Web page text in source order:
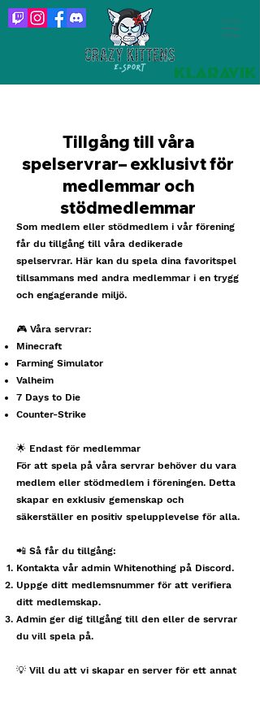
​​​Tillgång till våra
spelservrar– exklusivt för
medlemmar och
stödmedlemmar
Som medlem eller stödmedlem i vår förening
får du tillgång till våra dedikerade
spelservrar. Här kan du spela dina favoritspel
tillsammans med andra medlemmar i en trygg
och engagerande miljö.
🎮 Våra servrar:
Minecraft
Farming Simulator
Valheim
7 Days to Die
Counter-Strike
🌟 Endast för medlemmar
För att spela på våra servrar behöver du vara
medlem eller stödmedlem i föreningen. Detta
skapar en exklusiv gemenskap och
säkerställer en positiv spelupplevelse för alla.
📲 Så får du tillgång:
Kontakta vår admin Whitenothing på Discord.
Uppge ditt medlemsnummer för att verifiera
ditt medlemskap.
Admin ger dig tillgång till den eller de servrar
du vill spela på.
💡 Vill du att vi skapar en server för ett annat